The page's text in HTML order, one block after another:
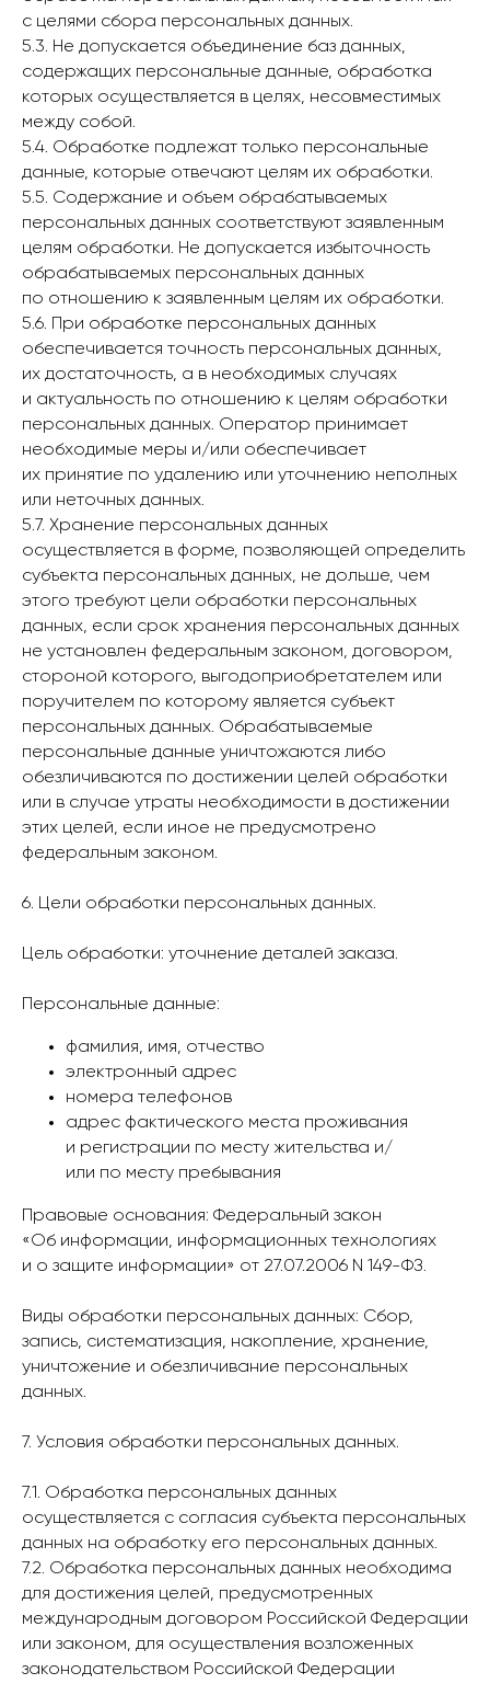
с целями сбора персональных данных.
5.3. Не допускается объединение баз данных,
содержащих персональные данные, обработка
которых осуществляется в целях, несовместимых
между собой.
5.4. Обработке подлежат только персональные
данные, которые отвечают целям их обработки.
5.5. Содержание и объем обрабатываемых
персональных данных соответствуют заявленным
целям обработки. Не допускается избыточность
обрабатываемых персональных данных
по отношению к заявленным целям их обработки.
5.6. При обработке персональных данных
обеспечивается точность персональных данных,
их достаточность, а в необходимых случаях
и актуальность по отношению к целям обработки
персональных данных. Оператор принимает
необходимые меры и/или обеспечивает
их принятие по удалению или уточнению неполных
или неточных данных.
5.7. Хранение персональных данных
осуществляется в форме, позволяющей определить
субъекта персональных данных, не дольше, чем
этого требуют цели обработки персональных
данных, если срок хранения персональных данных
не установлен федеральным законом, договором,
стороной которого, выгодоприобретателем или
поручителем по которому является субъект
персональных данных. Обрабатываемые
персональные данные уничтожаются либо
обезличиваются по достижении целей обработки
или в случае утраты необходимости в достижении
этих целей, если иное не предусмотрено
федеральным законом.
6. Цели обработки персональных данных.
Цель обработки: уточнение деталей заказа.
Персональные данные:
фамилия, имя, отчество
электронный адрес
номера телефонов
адрес фактического места проживания
и регистрации по месту жительства и/
или по месту пребывания
Правовые основания: Федеральный закон
«Об информации, информационных технологиях
и о защите информации» от 27.07.2006 N 149-ФЗ.
Виды обработки персональных данных: Сбор,
запись, систематизация, накопление, хранение,
уничтожение и обезличивание персональных
данных.
7. Условия обработки персональных данных.
7.1. Обработка персональных данных
осуществляется с согласия субъекта персональных
данных на обработку его персональных данных.
7.2. Обработка персональных данных необходима
для достижения целей, предусмотренных
международным договором Российской Федерации
или законом, для осуществления возложенных
законодательством Российской Федерации